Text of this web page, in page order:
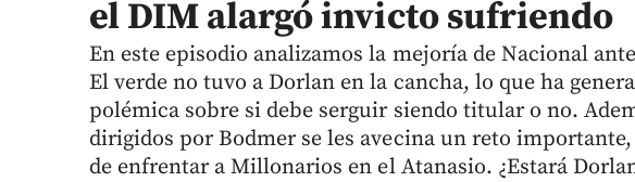
el DIM alargó invicto sufriendo
En este episodio analizamos la mejoría de Nacional
El verde no tuvo a Dorlan en la cancha, lo que ha
polémica sobre si debe serguir siendo titular o no.
dirigidos por Bodmer se les avecina un reto importante,
de enfrentar a Millonarios en el Atanasio. ¿Estará